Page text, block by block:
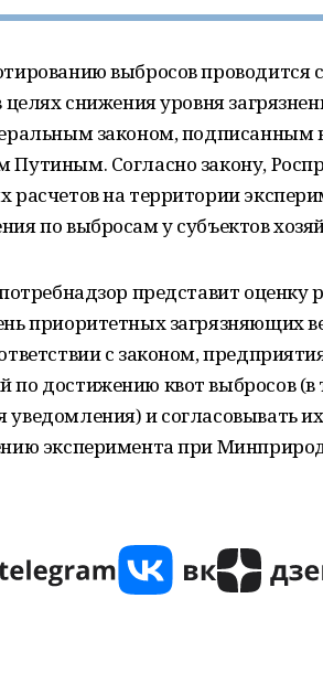
выбросов проводится
целях снижения уровня
законом, подписанным
Согласно закону,
расчетов на территории
по выбросам у субъектов
представит оценку
приоритетных загрязняющих
с законом,
достижению квот выбросов (в
и согласовывать
эксперимента при